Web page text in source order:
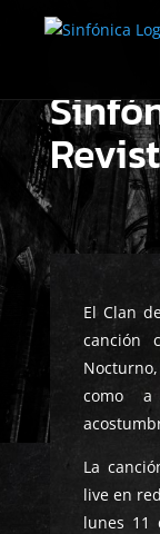
El Clan
canción
como
La
live en
lunes 11